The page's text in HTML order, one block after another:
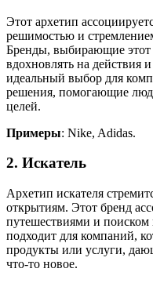
Этот архетип
решимостью и
Бренды, выбирающие этот
вдохновлять на действия
идеальный выбор для
решения, помогающие
целей.
Примеры: Nike, Adidas.
2. Искатель
Архетип искателя
открытиям. Этот бренд
путешествиями и
подходит для компаний,
продукты или услуги,
что-то новое.